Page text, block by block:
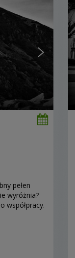
pełen
wyróżnia?
współpracy.